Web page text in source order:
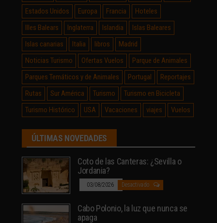
Estados Unidos
Europa Francia
Hoteles
Illes Balears
Inglaterra Islandia
Islas Baleares
Islas canarias
Italia libros
Madrid
Noticias Turismo
Ofertas Vuelos
Parque de Animales
Parques Temáticos y de Animales
Portugal
Reportajes
Rutas
Sur América Turismo
Turismo en Bicicleta
Turismo Histórico
USA Vacaciones viajes Vuelos
ÚLTIMAS NOVEDADES
Coto de las Canteras: ¿Sevilla o
Jordania?
03/08/2026 Desactivado
Cabo Polonio, la luz que nunca se
apaga